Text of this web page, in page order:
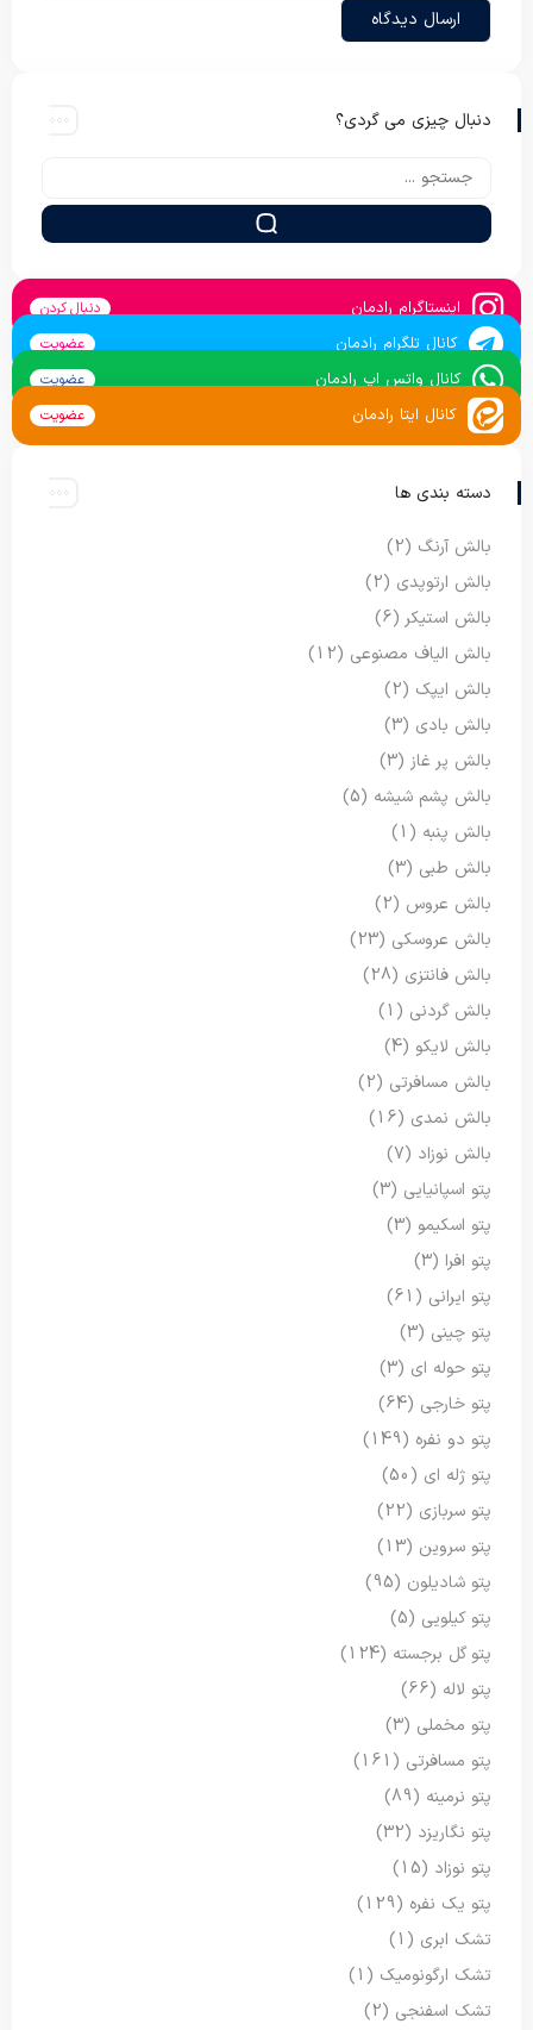
دنبال چیزی می گردی؟
اینستاگرام رادمان دنبال کردن
کانال تلگرام رادمان عضویت
کانال واتس اپ رادمان عضویت
کانال ایتا رادمان عضویت
دسته بندی ها
بالش آرنگ (2)
بالش ارتوپدی (2)
بالش استیکر (6)
بالش الیاف مصنوعی (12)
بالش ایپک (2)
بالش بادی (3)
بالش پر غاز (3)
بالش پشم شیشه (5)
بالش پنبه (1)
بالش طبی (3)
بالش عروس (2)
بالش عروسکی (23)
بالش فانتزی (28)
بالش گردنی (1)
بالش لایکو (4)
بالش مسافرتی (2)
بالش نمدی (16)
بالش نوزاد (7)
پتو اسپانیایی (3)
پتو اسکیمو (3)
پتو افرا (3)
پتو ایرانی (61)
پتو چینی (3)
پتو حوله ای (3)
پتو خارجی (64)
پتو دو نفره (149)
پتو ژله ای (50)
پتو سربازی (22)
پتو سروین (13)
پتو شادیلون (95)
پتو کیلویی (5)
پتو گل برجسته (124)
پتو لاله (66)
پتو مخملی (3)
پتو مسافرتی (161)
پتو نرمینه (89)
پتو نگاریزد (32)
پتو نوزاد (15)
پتو یک نفره (129)
تشک ابری (1)
تشک ارگونومیک (1)
تشک اسفنجی (2)